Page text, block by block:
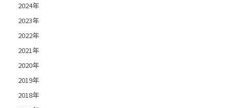
2024年
2023年
2022年
2021年
2020年
2019年
2018年